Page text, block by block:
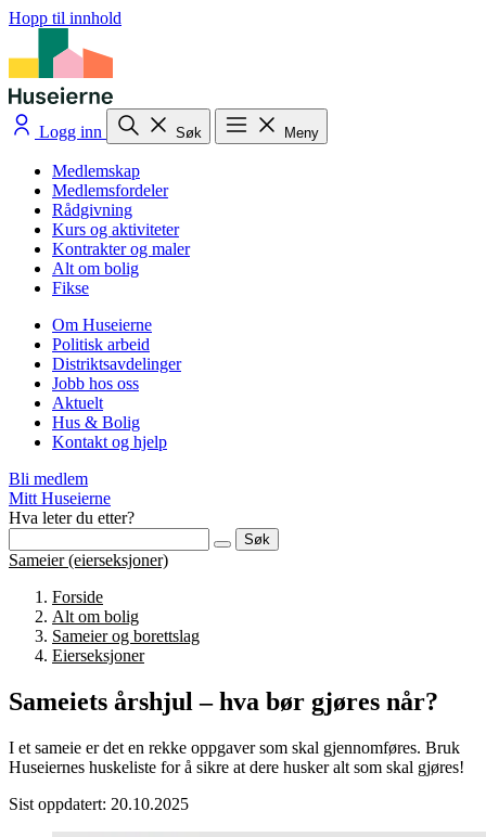
Hopp til innhold
Logg inn Søk Meny
Medlemskap
Medlemsfordeler
Rådgivning
Kurs og aktiviteter
Kontrakter og maler
Alt om bolig
Fikse
Om Huseierne
Politisk arbeid
Distriktsavdelinger
Jobb hos oss
Aktuelt
Hus & Bolig
Kontakt og hjelp
Bli medlem
Mitt Huseierne
Hva leter du etter?
Søk
Sameier (eierseksjoner)
Forside
Alt om bolig
Sameier og borettslag
Eierseksjoner
Sameiets årshjul – hva bør gjøres når?
I et sameie er det en rekke oppgaver som skal gjennomføres. Bruk
Huseiernes huskeliste for å sikre at dere husker alt som skal gjøres!
Sist oppdatert: 20.10.2025